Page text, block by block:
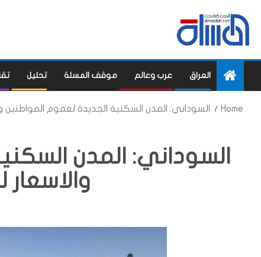
العراق عرب وعالم موقف المسلة تحليل
Home السوداني: المدن السكنية الجديدة لعموم
السوداني: المدن